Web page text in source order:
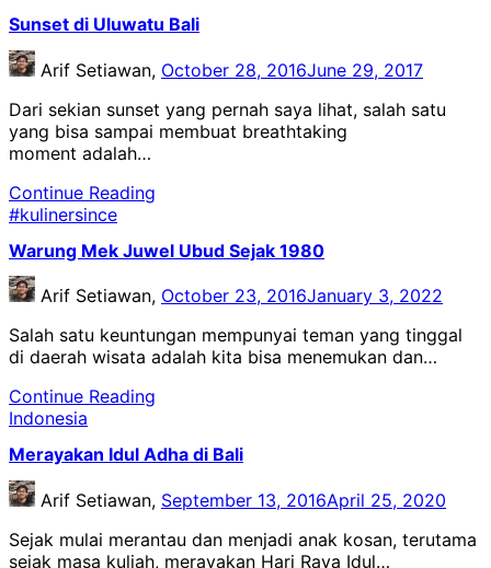
Sunset di Uluwatu Bali
Arif Setiawan, October 28, 2016June 29, 2017
Dari sekian sunset yang pernah saya lihat, salah satu
yang bisa sampai membuat breathtaking
moment adalah…
Continue Reading
#kulinersince
Warung Mek Juwel Ubud Sejak 1980
Arif Setiawan, October 23, 2016January 3, 2022
Salah satu keuntungan mempunyai teman yang tinggal
di daerah wisata adalah kita bisa menemukan dan…
Continue Reading
Indonesia
Merayakan Idul Adha di Bali
Arif Setiawan, September 13, 2016April 25, 2020
Sejak mulai merantau dan menjadi anak kosan, terutama
sejak masa kuliah, merayakan Hari Raya Idul…